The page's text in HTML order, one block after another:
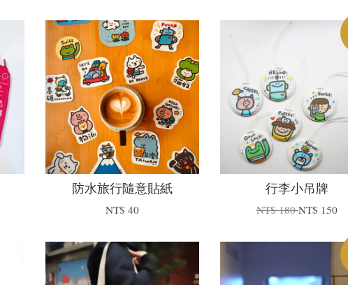
防水旅行隨意貼紙
NT$ 40
行李小吊牌
NT$ 180NT$ 150